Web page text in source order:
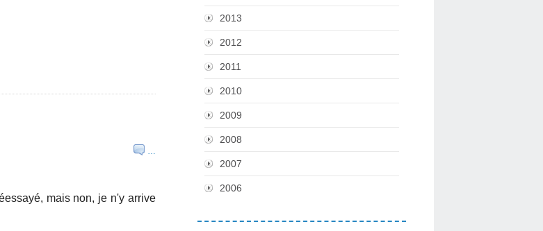
…
mais non, je n'y arrive
2013
2012
2011
2010
2009
2008
2007
2006